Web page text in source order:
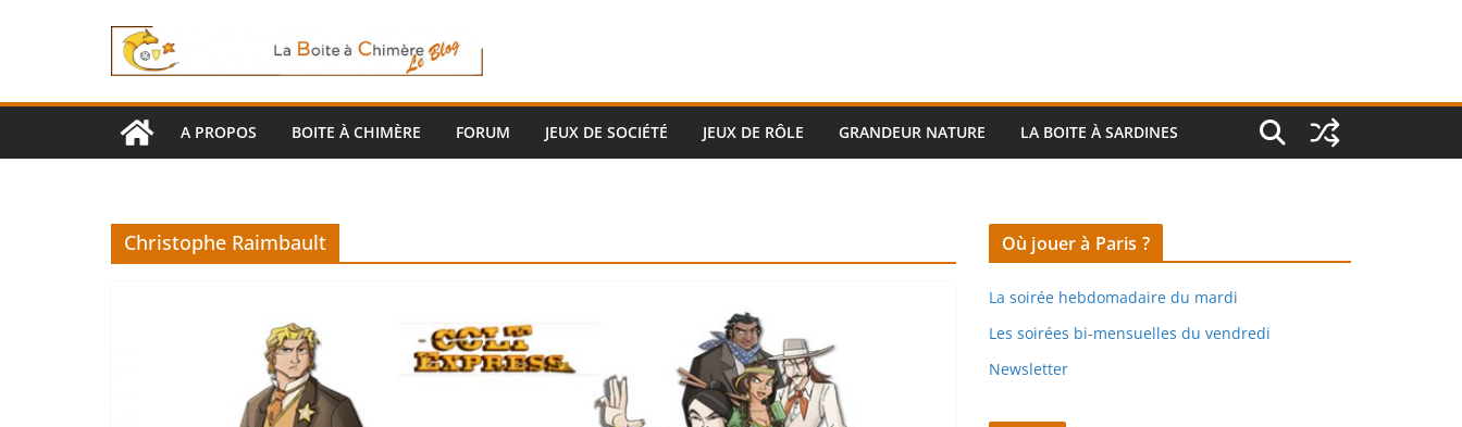
A PROPOS BOITE À CHIMÈRE FORUM JEUX DE SOCIÉTÉ JEUX DE RÔLE GRANDEUR NATURE LA BOITE À SARDINES
Christophe Raimbault Où jouer à Paris ?
La soirée hebdomadaire du mardi
Les soirées bi-mensuelles du vendredi
Newsletter